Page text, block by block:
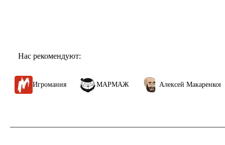
Нас рекомендуют:
МАРМАЖ Алексей Макаренков Mad